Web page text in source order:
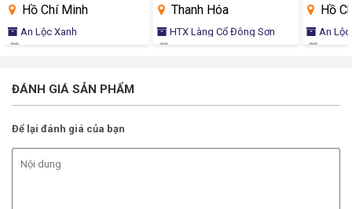
Hồ Chí Minh
An Lộc Xanh
Thanh Hóa
HTX Làng Cổ Đông Sơn
Hồ
An Lộc
ĐÁNH GIÁ SẢN PHẨM
Để lại đánh giá của bạn